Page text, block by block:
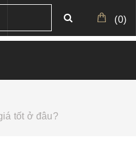
(0)
HÌNH MẪU
tốt ở đâu?